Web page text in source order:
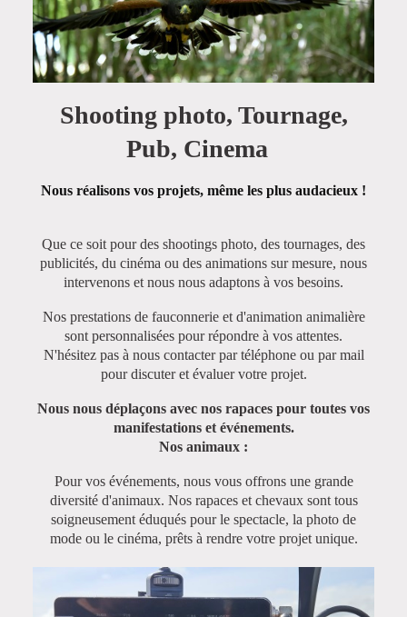
Shooting photo, Tournage,
Pub, Cinema
Nous réalisons vos projets, même les plus audacieux !
Que ce soit pour des shootings photo, des tournages, des
publicités, du cinéma ou des animations sur mesure, nous
intervenons et nous nous adaptons à vos besoins.
Nos prestations de fauconnerie et d'animation animalière
sont personnalisées pour répondre à vos attentes.
N'hésitez pas à nous contacter par téléphone ou par mail
pour discuter et évaluer votre projet.
Nous nous déplaçons avec nos rapaces pour toutes vos
manifestations et événements.
Nos animaux :
Pour vos événements, nous vous offrons une grande
diversité d'animaux. Nos rapaces et chevaux sont tous
soigneusement éduqués pour le spectacle, la photo de
mode ou le cinéma, prêts à rendre votre projet unique.